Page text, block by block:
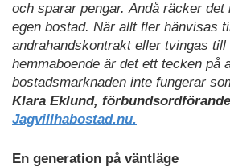
och sparar pengar. Ändå räcker
egen bostad. När allt fler hänvisas
andrahandskontrakt eller tvingas
hemmaboende är det ett tecken på
bostadsmarknaden inte fungerar
Klara Eklund,
Jagvillhabostad.nu.
En generation på väntläge